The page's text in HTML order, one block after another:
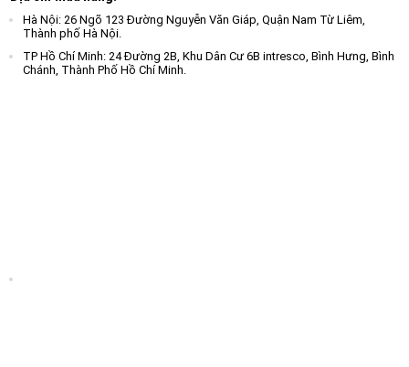
Hà Nội: 26 Ngõ 123 Đường Nguyễn Văn Giáp, Quận Nam Từ Liêm,
Thành phố Hà Nội.
TP Hồ Chí Minh: 24 Đường 2B, Khu Dân Cư 6B intresco, Bình Hưng, Bình
Chánh, Thành Phố Hồ Chí Minh.